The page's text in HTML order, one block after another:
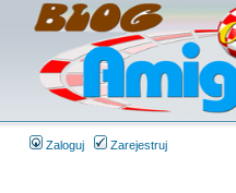
Zaloguj Zarejestruj